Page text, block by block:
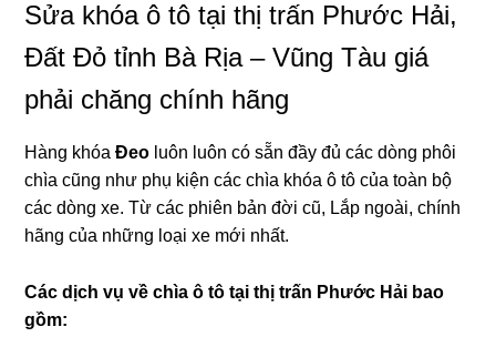
Sửa khóa ô tô tại thị trấn Phước Hải,
Đất Đỏ tỉnh Bà Rịa – Vũng Tàu giá
phải chăng chính hãng
Hàng khóaĐeo luôn luôn có sẵn đầy đủ các dòng phôi
chìa cũng như phụ kiện các chìa khóa ô tô của toàn bộ
các dòng xe. Từ các phiên bản đời cũ, Lắp ngoài, chính
hãng của những loại xe mới nhất.
Các dịch vụ về chìa ô tô tại thị trấn Phước Hải bao
gồm: